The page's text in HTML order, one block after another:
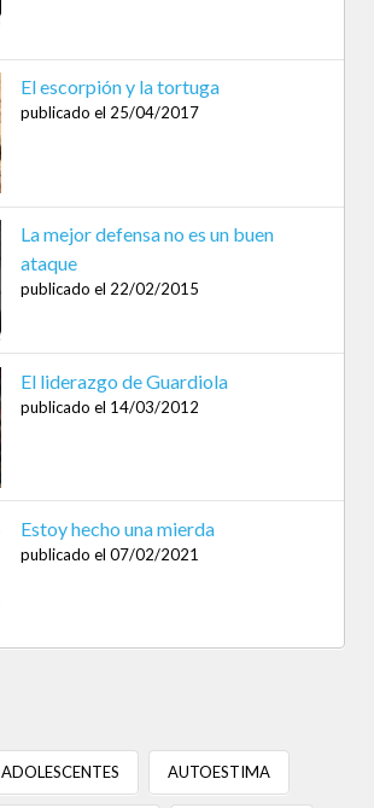
El escorpión y la tortuga
publicado el 25/04/2017
La mejor defensa no es un buen
ataque
publicado el 22/02/2015
El liderazgo de Guardiola
publicado el 14/03/2012
Estoy hecho una mierda
publicado el 07/02/2021
ADOLESCENTES AUTOESTIMA